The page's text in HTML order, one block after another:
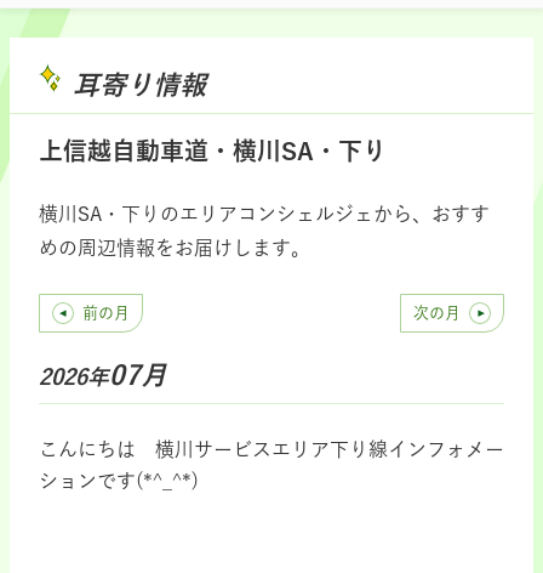
耳寄り情報
上信越自動車道・横川SA・下り
横川SA・下りのエリアコンシェルジェから、おすす
めの周辺情報をお届けします。
前の月 次の月
2026年07月
こんにちは 横川サービスエリア下り線インフォメー
ションです(*^_^*)